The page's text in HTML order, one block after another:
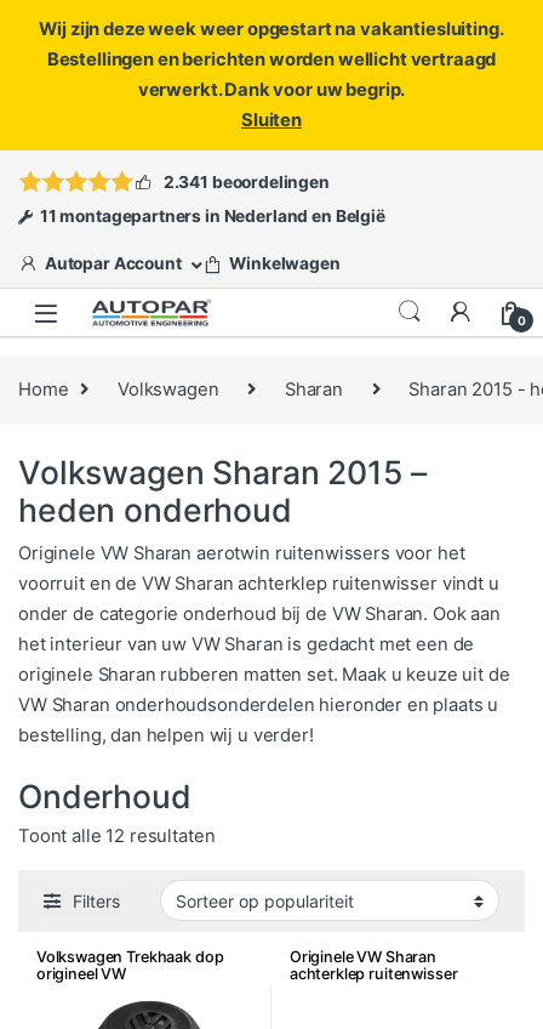
Wij zijn deze week weer opgestart na vakantiesluiting.
Bestellingen en berichten worden wellicht vertraagd
verwerkt. Dank voor uw begrip.
Sluiten
ofopen een ticket
2.341 beoordelingen
11 montagepartners in Nederland en België
Autopar Account Winkelwagen
0
Home Volkswagen Sharan Sharan 2015 -
Volkswagen Sharan 2015 –
heden onderhoud
Originele VW Sharan aerotwin ruitenwissers voor het
voorruit en de VW Sharan achterklep ruitenwisser vindt u
onder de categorie onderhoud bij de VW Sharan. Ook aan
het interieur van uw VW Sharan is gedacht met een de
originele Sharan rubberen matten set. Maak u keuze uit de
VW Sharan onderhoudsonderdelen hieronder en plaats u
bestelling, dan helpen wij u verder!
Onderhoud
Toont alle 12 resultatenGesorteerd op populariteit
Filters
Volkswagen Trekhaak dop
origineel VW
Originele VW Sharan
achterklep ruitenwisser